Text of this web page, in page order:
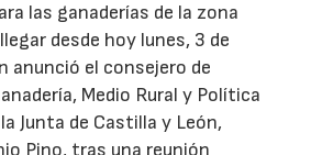
las ganaderías de la zona
desde hoy lunes, 3 de
anunció el consejero de
Medio Rural y Política
Junta de Castilla y León,
Pino, tras una reunión